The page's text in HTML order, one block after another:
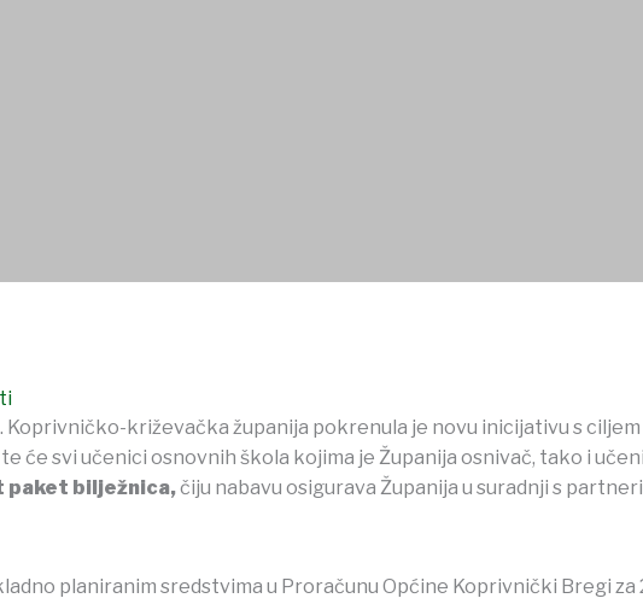
Koprivničko-križevačka županija pokrenula je novu inicijativu s
će svi učenici osnovnih škola kojima je Županija osnivač, tako i
bilježnica,čiju nabavu osigurava Županija u suradnji s
planiranim sredstvima u Proračunu Općine Koprivnički Bregi za